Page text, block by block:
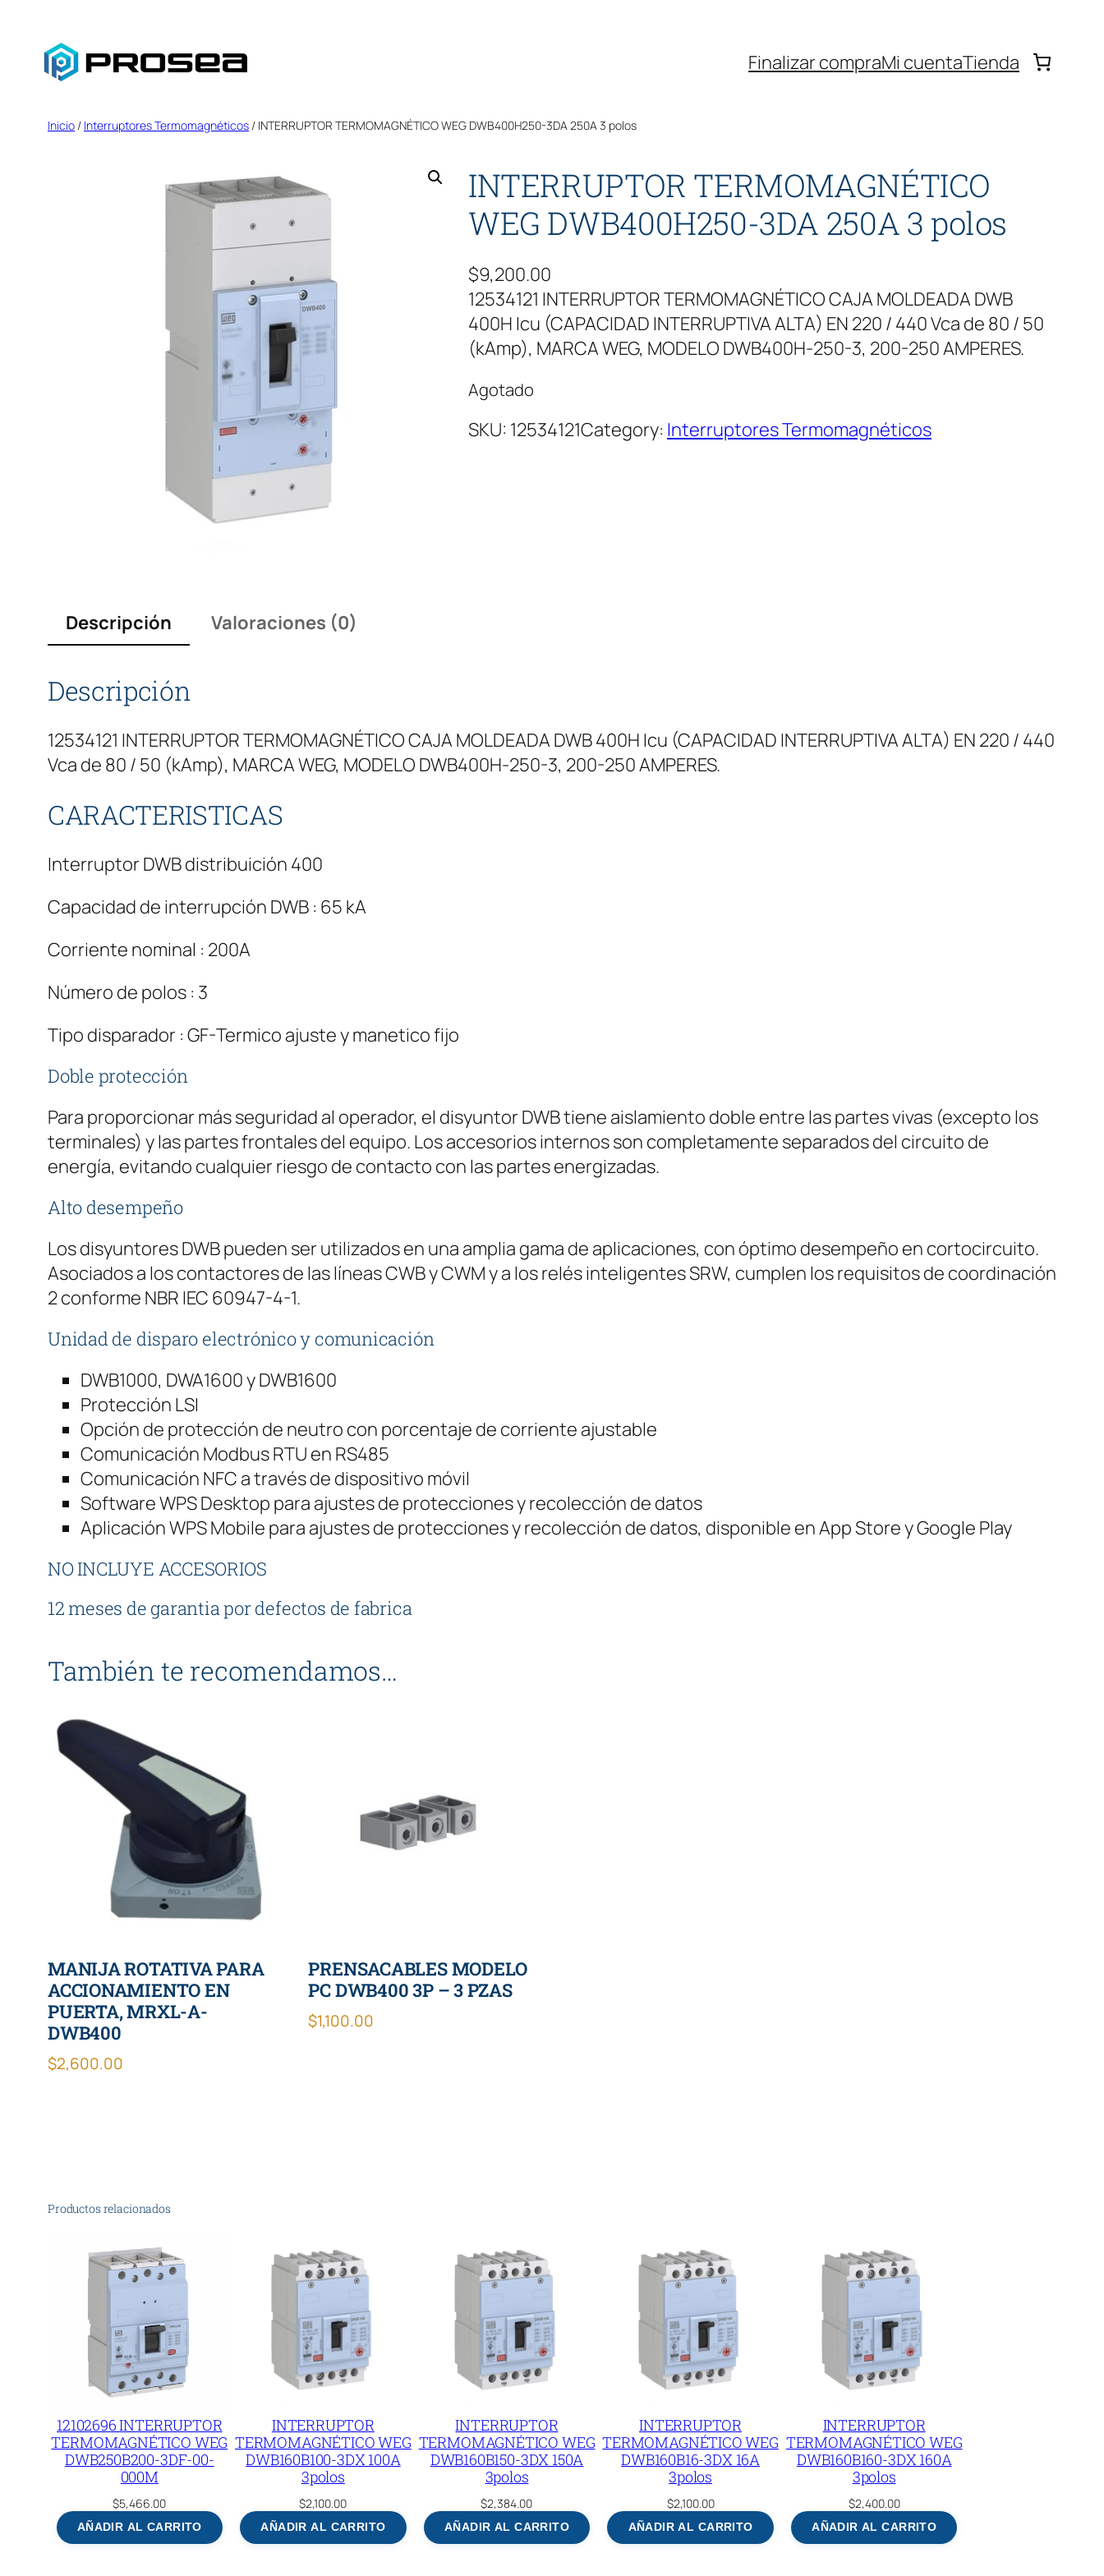
contenido
Finalizar compraMi cuentaTienda
Inicio / Interruptores Termomagnéticos / INTERRUPTOR TERMOMAGNÉTICO WEG DWB400H250-3DA 250A 3 polos
INTERRUPTOR TERMOMAGNÉTICO
WEG DWB400H250-3DA 250A 3 polos
$9,200.00
12534121 INTERRUPTOR TERMOMAGNÉTICO CAJA MOLDEADA DWB
400H Icu (CAPACIDAD INTERRUPTIVA ALTA) EN 220 / 440 Vca de 80 / 50
(kAmp), MARCA WEG, MODELO DWB400H-250-3, 200-250 AMPERES.
Agotado
SKU: 12534121Category: Interruptores Termomagnéticos
Descripción Valoraciones (0)
Descripción
12534121 INTERRUPTOR TERMOMAGNÉTICO CAJA MOLDEADA DWB 400H Icu (CAPACIDAD INTERRUPTIVA ALTA) EN 220 / 440
Vca de 80 / 50 (kAmp), MARCA WEG, MODELO DWB400H-250-3, 200-250 AMPERES.
CARACTERISTICAS
Interruptor DWB distribuición 400
Capacidad de interrupción DWB : 65 kA
Corriente nominal : 200A
Número de polos : 3
Tipo disparador : GF-Termico ajuste y manetico fijo
Doble protección
Para proporcionar más seguridad al operador, el disyuntor DWB tiene aislamiento doble entre las partes vivas (excepto los
terminales) y las partes frontales del equipo. Los accesorios internos son completamente separados del circuito de
energía, evitando cualquier riesgo de contacto con las partes energizadas.
Alto desempeño
Los disyuntores DWB pueden ser utilizados en una amplia gama de aplicaciones, con óptimo desempeño en cortocircuito.
Asociados a los contactores de las líneas CWB y CWM y a los relés inteligentes SRW, cumplen los requisitos de coordinación
2 conforme NBR IEC 60947-4-1.
Unidad de disparo electrónico y comunicación
DWB1000, DWA1600 y DWB1600
Protección LSI
Opción de protección de neutro con porcentaje de corriente ajustable
Comunicación Modbus RTU en RS485
Comunicación NFC a través de dispositivo móvil
Software WPS Desktop para ajustes de protecciones y recolección de datos
Aplicación WPS Mobile para ajustes de protecciones y recolección de datos, disponible en App Store y Google Play
NO INCLUYE ACCESORIOS
12 meses de garantia por defectos de fabrica
También te recomendamos…
MANIJA ROTATIVA PARA
ACCIONAMIENTO EN
PUERTA, MRXL-A-
DWB400
$2,600.00
PRENSACABLES MODELO
PC DWB400 3P – 3 PZAS
$1,100.00
Productos relacionados
12102696 INTERRUPTOR
TERMOMAGNÉTICO WEG
DWB250B200-3DF-00-
000M
$5,466.00
AÑADIR AL CARRITO
INTERRUPTOR
TERMOMAGNÉTICO WEG
DWB160B100-3DX 100A
3polos
$2,100.00
AÑADIR AL CARRITO
INTERRUPTOR
TERMOMAGNÉTICO WEG
DWB160B150-3DX 150A
3polos
$2,384.00
AÑADIR AL CARRITO
INTERRUPTOR
TERMOMAGNÉTICO WEG
DWB160B16-3DX 16A
3polos
$2,100.00
AÑADIR AL CARRITO
INTERRUPTOR
TERMOMAGNÉTICO WEG
DWB160B160-3DX 160A
3polos
$2,400.00
AÑADIR AL CARRITO